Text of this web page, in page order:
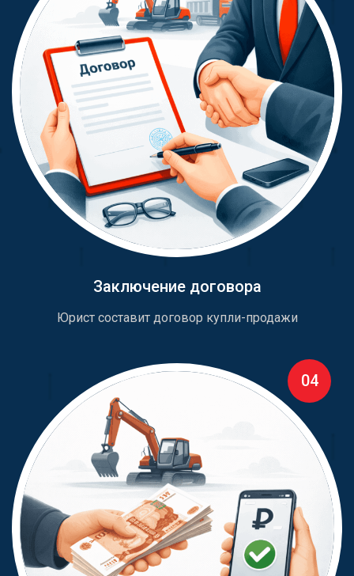
Заключение договора
Юрист составит договор купли-продажи
04